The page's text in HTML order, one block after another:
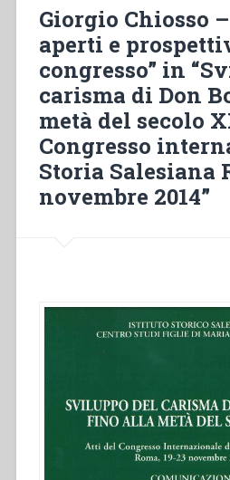
dalla
guerra
(1940-
1945)
–
Le
case
del
Piemonte”
in
in
Italia.
educazione””
Giorgio Chiosso
aperti e
congresso” in
carisma di Don
metà del secolo
Congresso
Storia Salesiana
novembre 2014”